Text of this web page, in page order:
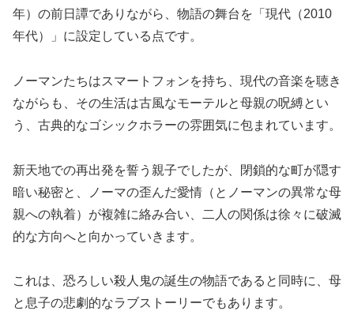
年）の前日譚でありながら、物語の舞台を「現代（2010
年代）」に設定している点です。
ノーマンたちはスマートフォンを持ち、現代の音楽を聴き
ながらも、その生活は古風なモーテルと母親の呪縛とい
う、古典的なゴシックホラーの雰囲気に包まれています。
新天地での再出発を誓う親子でしたが、閉鎖的な町が隠す
暗い秘密と、ノーマの歪んだ愛情（とノーマンの異常な母
親への執着）が複雑に絡み合い、二人の関係は徐々に破滅
的な方向へと向かっていきます。
これは、恐ろしい殺人鬼の誕生の物語であると同時に、母
と息子の悲劇的なラブストーリーでもあります。